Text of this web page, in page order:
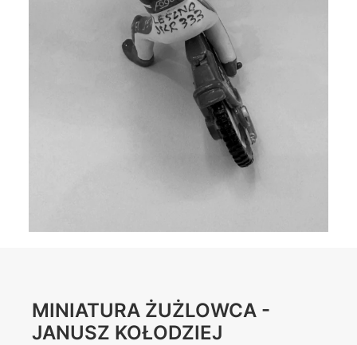
MINIATURA ŻUŻLOWCA -
JANUSZ KOŁODZIEJ